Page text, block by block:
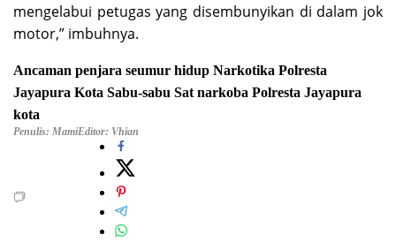
mengelabui petugas yang disembunyikan di dalam jok
motor,” imbuhnya.
Ancaman penjara seumur hidup Narkotika Polresta
Jayapura Kota Sabu-sabu Sat narkoba Polresta Jayapura
kota
Penulis: MamiEditor: Vhian